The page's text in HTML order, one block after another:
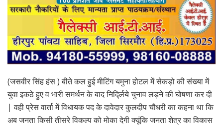
(जसवीर सिंह हंस ) बीते कल हुई मीटिंग यमुना होटल में सेकड़ो की संख्या में
युवा इकठे हुए व भारी समर्थन के बाद निर्द्लिये चुनाव लड़ने की घोषणा कर दी
| वही प्रेस वार्ता में विधायक पद के दावेदार कुलदीप चौधरी का कहना था कि
अब जनता किसी तीसरे विकल्प को मोका देगी क्यूंकि जनता शेत्र का विकास